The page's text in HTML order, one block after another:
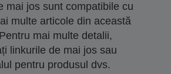
mai jos sunt compatibile cu
multe articole din această
mai multe detalii,
linkurile de mai jos sau
pentru produsul dvs.